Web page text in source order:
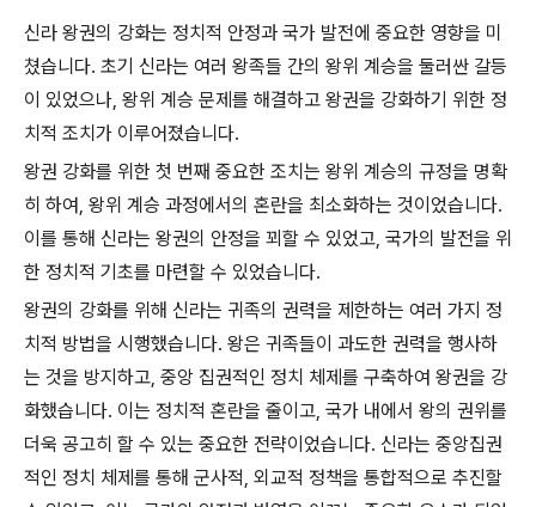
신라 왕권의 강화는 정치적 안정과 국가 발전에 중요한 영향을 미
쳤습니다. 초기 신라는 여러 왕족들 간의 왕위 계승을 둘러싼 갈등
이 있었으나, 왕위 계승 문제를 해결하고 왕권을 강화하기 위한 정
치적 조치가 이루어졌습니다.
왕권 강화를 위한 첫 번째 중요한 조치는 왕위 계승의 규정을 명확
히 하여, 왕위 계승 과정에서의 혼란을 최소화하는 것이었습니다.
이를 통해 신라는 왕권의 안정을 꾀할 수 있었고, 국가의 발전을 위
한 정치적 기초를 마련할 수 있었습니다.
왕권의 강화를 위해 신라는 귀족의 권력을 제한하는 여러 가지 정
치적 방법을 시행했습니다. 왕은 귀족들이 과도한 권력을 행사하
는 것을 방지하고, 중앙 집권적인 정치 체제를 구축하여 왕권을 강
화했습니다. 이는 정치적 혼란을 줄이고, 국가 내에서 왕의 권위를
더욱 공고히 할 수 있는 중요한 전략이었습니다. 신라는 중앙집권
적인 정치 체제를 통해 군사적, 외교적 정책을 통합적으로 추진할